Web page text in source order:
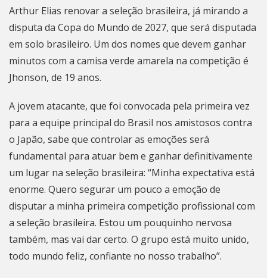
Arthur Elias renovar a seleção brasileira, já mirando a
disputa da Copa do Mundo de 2027, que será disputada
em solo brasileiro. Um dos nomes que devem ganhar
minutos com a camisa verde amarela na competição é
Jhonson, de 19 anos.
A jovem atacante, que foi convocada pela primeira vez
para a equipe principal do Brasil nos amistosos contra
o Japão, sabe que controlar as emoções será
fundamental para atuar bem e ganhar definitivamente
um lugar na seleção brasileira: “Minha expectativa está
enorme. Quero segurar um pouco a emoção de
disputar a minha primeira competição profissional com
a seleção brasileira. Estou um pouquinho nervosa
também, mas vai dar certo. O grupo está muito unido,
todo mundo feliz, confiante no nosso trabalho”.